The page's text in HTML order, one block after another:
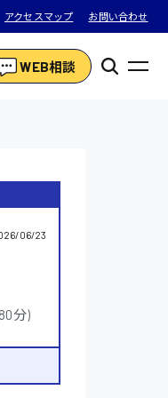
アクセスマップ お問い合わせ
WEB相談
06/23
分)